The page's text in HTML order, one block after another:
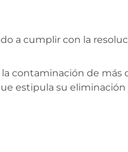
a cumplir con la
la contaminación de
estipula su